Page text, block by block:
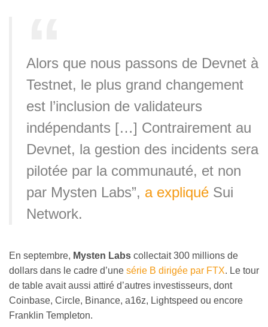
Alors que nous passons de Devnet à
Testnet, le plus grand changement
est l’inclusion de validateurs
indépendants […] Contrairement au
Devnet, la gestion des incidents sera
pilotée par la communauté, et non
par Mysten Labs”, a expliqué Sui
Network.
En septembre, Mysten Labs collectait 300 millions de
dollars dans le cadre d’une série B dirigée par FTX. Le tour
de table avait aussi attiré d’autres investisseurs, dont
Coinbase, Circle, Binance, a16z, Lightspeed ou encore
Franklin Templeton.